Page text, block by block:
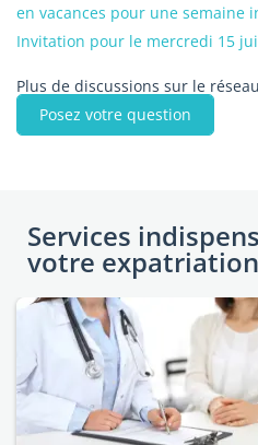
en vacances pour une semaine
Invitation pour le mercredi 15
Plus de discussions sur le
Posez votre question
Services
votre expatriation